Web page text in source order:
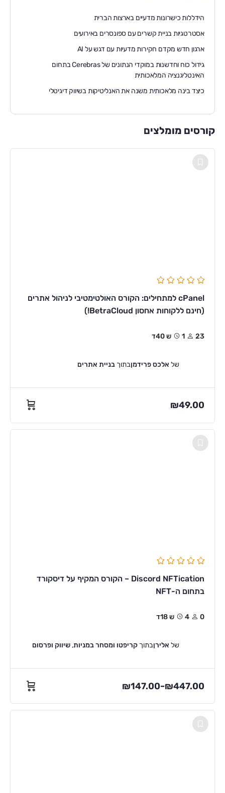
הידללות כישרונות מדעיים בארצות הברית
אסטרטגיות בניית קשרים עם ספונסרים באירועים
ארגון חדש מקדם חקירות מדעיות עם דגש על AI
גידול כוח וחדשנות במוקדי הנתונים של Cerebras בתחום
האינטליגנציה המלאכותית
כיצד בינה מלאכותית משנה את האנליטיקות בשיווק דיגיטלי
קורסים מומלצים
cPanel למתחילים: הקורס האולטימטיבי לניהול אתרים
(חינם ללקוחות אחסון BetraCloud!)
23 1ש 40ד
של אלכס פרידמןבתוך בניית אתרים
₪49.00
Discord NFTication – הקורס המקיף על דיסקורד
בתחום ה-NFT
0 4ש 18ד
של אלירןבתוך קריפטו ומסחר במניות, שיווק ופרסום
₪147.00–₪447.00